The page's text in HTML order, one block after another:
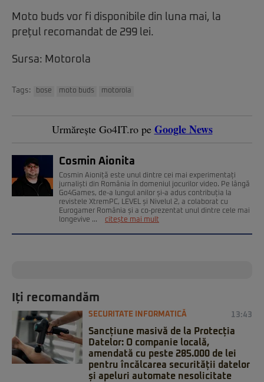
Moto buds vor fi disponibile din luna mai, la
prețul recomandat de 299 lei.
Sursa: Motorola
Tags: bose moto buds motorola
Urmărește Go4IT.ro pe Google News
Cosmin Aionita
Cosmin Aioniță este unul dintre cei mai experimentați
jurnaliști din România în domeniul jocurilor video. Pe lângă
Go4Games, de-a lungul anilor și-a adus contribuția la
revistele XtremPC, LEVEL și Nivelul 2, a colaborat cu
Eurogamer România și a co-prezentat unul dintre cele mai
longevive ...
citește mai mult
Iți recomandăm
SECURITATE INFORMATICĂ 13:43
Sancțiune masivă de la Protecția
Datelor: O companie locală,
amendată cu peste 285.000 de lei
pentru încălcarea securității datelor
și apeluri automate nesolicitate